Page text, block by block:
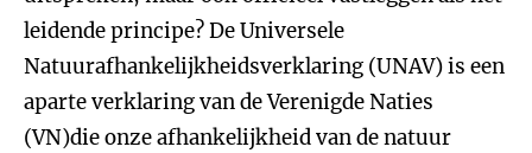
leidende principe? De Universele
Natuurafhankelijkheidsverklaring (UNAV) is een
aparte verklaring van de Verenigde Naties
(VN)die onze afhankelijkheid van de natuur